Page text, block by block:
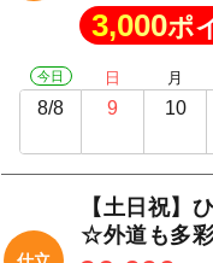
3,000ポ
今日
8/8
日
9
月
10
【土日祝】
☆外道も多